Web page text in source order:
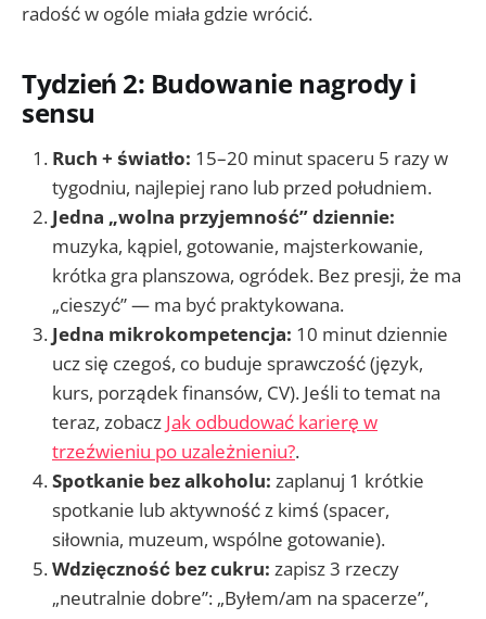
radość w ogóle miała gdzie wrócić.
Tydzień 2: Budowanie nagrody i
sensu
Ruch + światło: 15–20 minut spaceru 5 razy w
tygodniu, najlepiej rano lub przed południem.
Jedna „wolna przyjemność” dziennie:
muzyka, kąpiel, gotowanie, majsterkowanie,
krótka gra planszowa, ogródek. Bez presji, że ma
„cieszyć” — ma być praktykowana.
Jedna mikrokompetencja: 10 minut dziennie
ucz się czegoś, co buduje sprawczość (język,
kurs, porządek finansów, CV). Jeśli to temat na
teraz, zobacz Jak odbudować karierę w
trzeźwieniu po uzależnieniu?.
Spotkanie bez alkoholu: zaplanuj 1 krótkie
spotkanie lub aktywność z kimś (spacer,
siłownia, muzeum, wspólne gotowanie).
Wdzięczność bez cukru: zapisz 3 rzeczy
„neutralnie dobre”: „Byłem/am na spacerze”,